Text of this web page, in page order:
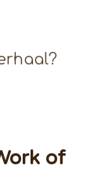
of